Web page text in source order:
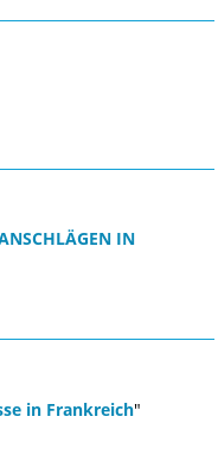
IN
in Frankreich"